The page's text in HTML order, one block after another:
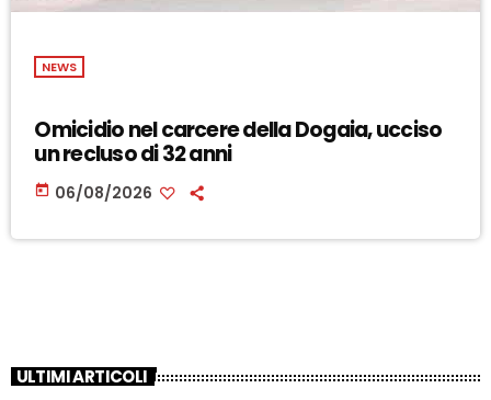
NEWS
Omicidio nel carcere della Dogaia, ucciso
un recluso di 32 anni
today 06/08/2026
ULTIMI ARTICOLI